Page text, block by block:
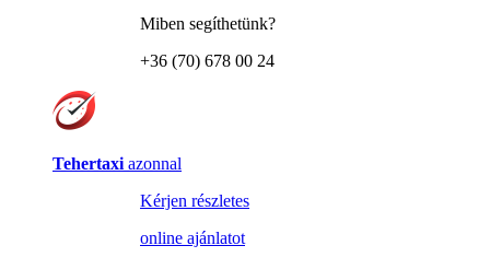
Miben segíthetünk?
+36 (70) 678 00 24
Tehertaxi azonnal
Kérjen részletes
online ajánlatot